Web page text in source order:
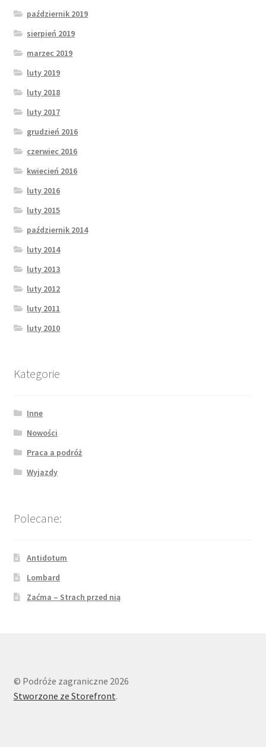
październik 2019
sierpień 2019
marzec 2019
luty 2019
luty 2018
luty 2017
grudzień 2016
czerwiec 2016
kwiecień 2016
luty 2016
luty 2015
październik 2014
luty 2014
luty 2013
luty 2012
luty 2011
luty 2010
Kategorie
Inne
Nowości
Praca a podróż
Wyjazdy
Polecane:
Antidotum
Lombard
Zaćma – Strach przed nią
© Podróże zagraniczne 2026
Stworzone ze Storefront.